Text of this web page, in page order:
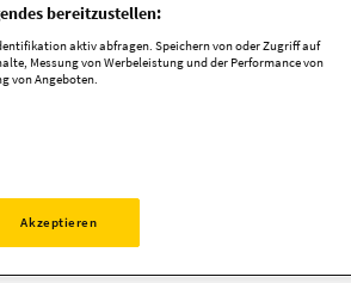
Die Gemeinde will
die Möglichkeit ergibt,
unmittelbar
anfreunden. Deshalb
ab 16 Uhr öffentlich im
bereitzustellen:
aktiv abfragen. Speichern von oder Zugriff auf
Messung von Werbeleistung und der Performance von
von Angeboten.
Akzeptieren